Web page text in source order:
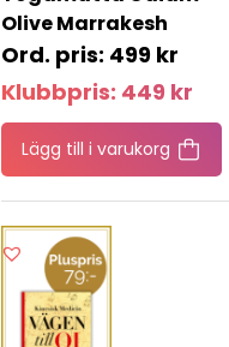
Olive Marrakesh
499 kr
Klubbpris: 449 kr
Lägg till i varukorg